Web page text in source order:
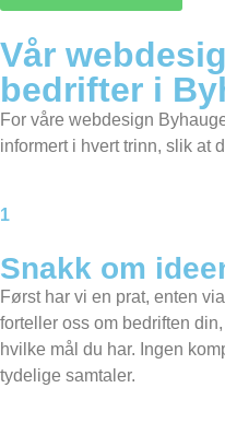
Vår
bedrifter i
For våre webdesign
informert i hvert trinn, slik at
1
Snakk om
Først har vi en prat, enten
forteller oss om bedriften
hvilke mål du har. Ingen
tydelige samtaler.